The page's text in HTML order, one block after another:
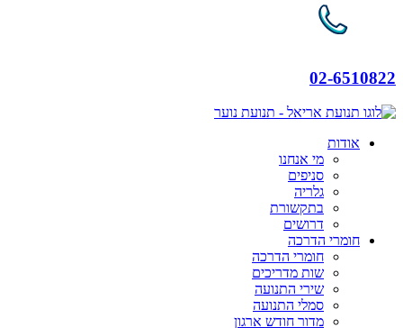
02-6510822
אודות
מי אנחנו
סניפים
גלריה
בתקשורת
דרושים
חומרי הדרכה
חומרי הדרכה
שות מדריכים
שירי התנועה
סמלי התנועה
מדור חודש ארגון